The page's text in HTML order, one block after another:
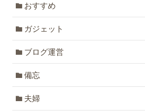
おすすめ
ガジェット
ブログ運営
備忘
夫婦